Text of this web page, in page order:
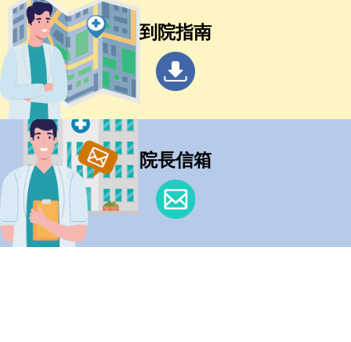
到院指南
院長信箱